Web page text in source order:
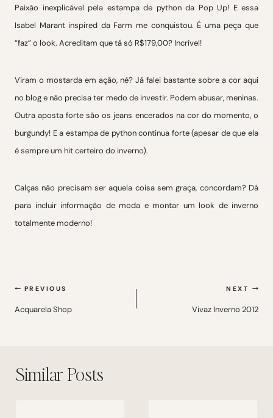
Paixão inexplicável pela estampa de python da Pop Up! E essa
Isabel Marant inspired da Farm me conquistou. É uma peça que
“faz” o look. Acreditam que tá só R$179,00? Incrível!
Viram o mostarda em ação, né? Já falei bastante sobre a cor aqui
no blog e não precisa ter medo de investir. Podem abusar, meninas.
Outra aposta forte são os jeans encerados na cor do momento, o
burgundy! E a estampa de python continua forte (apesar de que ela
é sempre um hit certeiro do inverno).
Calças não precisam ser aquela coisa sem graça, concordam? Dá
para incluir informação de moda e montar um look de inverno
totalmente moderno!
Navegação
de
PREVIOUS
Acquarela Shop
NEXT
Vivaz Inverno 2012
Similar Posts